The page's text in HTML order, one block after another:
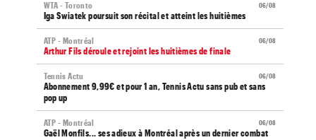
06/08
WTA - Toronto
Iga Swiatek poursuit son récital et atteint les huitièmes
06/08
ATP - Montréal
Arthur Fils déroule et rejoint les huitièmes de finale
06/08
Tennis Actu
Abonnement 9,99€ et pour 1 an, Tennis Actu sans pub et sans
pop up
06/08
ATP - Montréal
Gaël Monfils... ses adieux à Montréal après un dernier combat